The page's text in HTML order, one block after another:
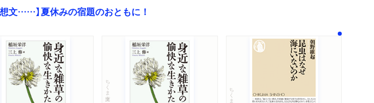
文……】夏休みの宿題のおともに！
ちくま文庫 ちくま新書